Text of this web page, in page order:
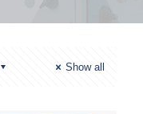
Show all